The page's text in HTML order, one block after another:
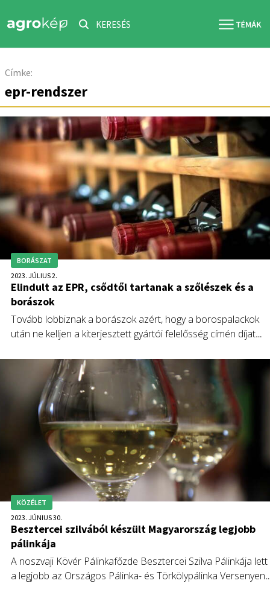
KERESÉS
Címke:
epr-rendszer
BORÁSZAT
2023. JÚLIUS 2.
Elindult az EPR, csődtől tartanak a szőlészek és a
borászok
Tovább lobbiznak a borászok azért, hogy a borospalackok
után ne kelljen a kiterjesztett gyártói felelősség címén díjat
közül sokan tönkremennek. Nagy kérdés, milyen mértékben
hárítják át a fogyasztókra többletterheiket az ásványvíz-, a
gyümölcslé- és az üdítőital-gyártók.
KÖZÉLET
2023. JÚNIUS 30.
Besztercei szilvából készült Magyarország legjobb
pálinkája
A noszvaji Kövér Pálinkafőzde Besztercei Szilva Pálinkája lett
a legjobb az Országos Pálinka- és Törkölypálinka Versenyen,